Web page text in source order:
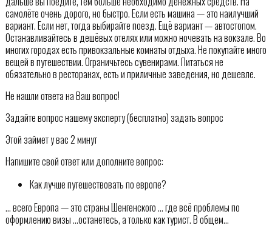
самолёте очень дорого, но быстро. Если есть машина — это наилучший
вариант. Если нет, тогда выбирайте поезд. Ещё вариант — автостопом.
Останавливайтесь в дешёвых отелях или можно ночевать на вокзале. Во
многих городах есть привокзальные комнаты отдыха. Не покупайте много
вещей в путешествии. Ограничьтесь сувенирами. Питаться не
обязательно в ресторанах, есть и приличные заведения, но дешевле.
Не нашли ответа на Ваш вопрос!
Задайте вопрос нашему эксперту (бесплатно) задать вопрос
Этой займет у вас 2 минут
Напишите свой ответ или дополните вопрос:
Как лучше путешествовать по европе?
… всего Европа — это страны Шенгенского … где всё проблемы по
оформлению визы …останетесь, а только как турист. В общем…